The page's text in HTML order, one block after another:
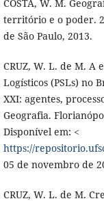
COSTA, W. M.
território e o poder.
de São Paulo, 2013.
CRUZ, W. L. de M. A
Logísticos (PSLs) no
XXI: agentes,
Geografia.
Disponível em: <
https://
05 de novembro de
CRUZ, W. L. de M.